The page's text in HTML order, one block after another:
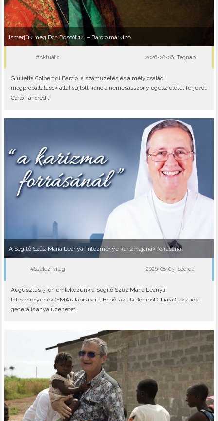
Ismerjük meg Don Boscót 14. – Barolo márkinő
#Aktuális 2026-08-06, Tegnap
Giulietta Colbert di Barolo, a száműzetés és a mély családi
megpróbáltatások által sújtott francia nemesasszony egész életét férjével,
Carlo Tancredi..
A Segítő Szűz Mária Leányai Intézménye karizmájának forrásánál
#Szalézi világ 2026-08-05, Szerda
Augusztus 5-én emlékezünk a Segítő Szűz Mária Leányai
Intézményének (FMA) alapítására. Ebből az alkalomból Chiara Cazzuola
generális anya üzenetet..